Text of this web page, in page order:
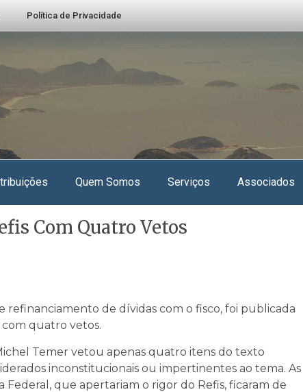
Política de Privacidade
Quem Somos Serviços Associados
Com Quatro Vetos
refinanciamento de dívidas com o fisco, foi publicada
quatro vetos.
Temer vetou apenas quatro itens do texto
inconstitucionais ou impertinentes ao tema. As
Federal, que apertariam o rigor do Refis, ficaram de